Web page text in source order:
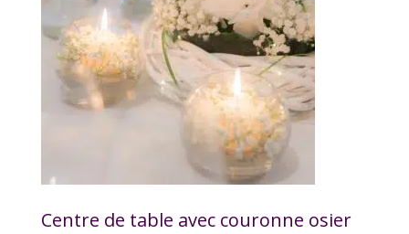
Centre de table avec couronne osier